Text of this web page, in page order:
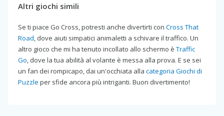
Altri giochi simili
Se ti piace Go Cross, potresti anche divertirti con Cross That
Road, dove aiuti simpatici animaletti a schivare il traffico. Un
altro gioco che mi ha tenuto incollato allo schermo è Traffic
Go, dove la tua abilità al volante è messa alla prova. E se sei
un fan dei rompicapo, dai un'occhiata alla categoria Giochi di
Puzzle per sfide ancora più intriganti. Buon divertimento!